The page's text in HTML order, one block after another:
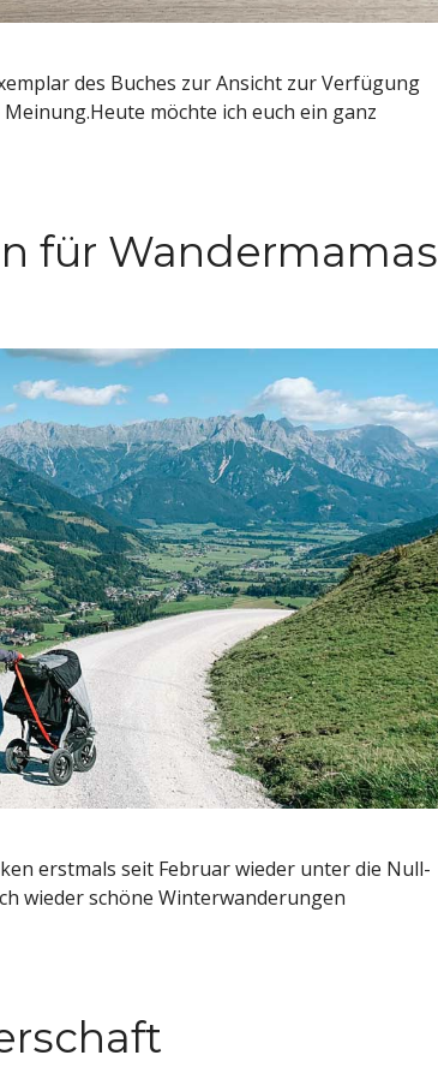
des Buches zur Ansicht zur Verfügung
möchte ich euch ein ganz
für Wandermamas
erstmals seit Februar wieder unter die Null-
wieder schöne Winterwanderungen